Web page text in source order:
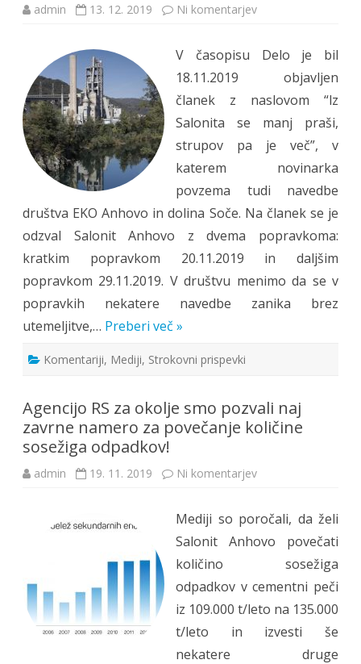
admin 13. 12. 2019 Ni komentarjevna
na
popravek
članku
v
časopisu
Delo
V časopisu Delo je bil
18.11.2019 objavljen
članek z naslovom “lz
Salonita se manj praši,
strupov pa je več”, v
katerem novinarka
povzema tudi navedbe
društva EKO Anhovo in dolina Soče. Na članek se je
odzval Salonit Anhovo z dvema popravkoma:
kratkim popravkom 20.11.2019 in daljšim
popravkom 29.11.2019. V društvu menimo da se v
popravkih nekatere navedbe zanika brez
utemeljitve,… Preberi več »
Komentariji, Mediji, Strokovni prispevki
Agencijo RS za okolje smo pozvali naj
zavrne namero za povečanje količine
sosežiga odpadkov!
admin 19. 11. 2019 Ni komentarjevna
okolje
smo
pozvali
naj
zavrne
namero
za
povečanje
količine
sosežiga
odpadkov!
Mediji so poročali, da želi
Salonit Anhovo povečati
količino sosežiga
odpadkov v cementni peči
iz 109.000 t/leto na 135.000
t/leto in izvesti še
nekatere druge